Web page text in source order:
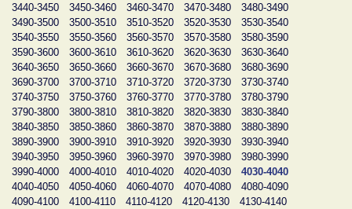
3440-3450
3450-3460 3460-3470 3470-3480
3480-3490
3490-3500
3500-3510 3510-3520 3520-3530
3530-3540
3540-3550
3550-3560 3560-3570 3570-3580
3580-3590
3590-3600
3600-3610 3610-3620 3620-3630
3630-3640
3640-3650
3650-3660 3660-3670 3670-3680
3680-3690
3690-3700
3700-3710 3710-3720 3720-3730
3730-3740
3740-3750
3750-3760 3760-3770 3770-3780
3780-3790
3790-3800
3800-3810 3810-3820 3820-3830
3830-3840
3840-3850
3850-3860 3860-3870 3870-3880
3880-3890
3890-3900
3900-3910 3910-3920 3920-3930
3930-3940
3940-3950
3950-3960 3960-3970 3970-3980
3980-3990
3990-4000
4000-4010 4010-4020 4020-4030
4030-4040
4040-4050
4050-4060 4060-4070 4070-4080
4080-4090
4090-4100
4100-4110 4110-4120 4120-4130
4130-4140